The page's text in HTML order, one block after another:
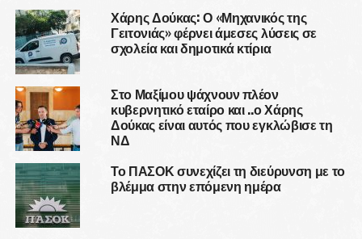
Χάρης Δούκας: Ο «Μηχανικός της
Γειτονιάς» φέρνει άμεσες λύσεις σε
σχολεία και δημοτικά κτίρια
Στο Μαξίμου ψάχνουν πλέον
κυβερνητικό εταίρο και ..ο Χάρης
Δούκας είναι αυτός που εγκλώβισε τη
ΝΔ
Το ΠΑΣΟΚ συνεχίζει τη διεύρυνση με το
βλέμμα στην επόμενη ημέρα